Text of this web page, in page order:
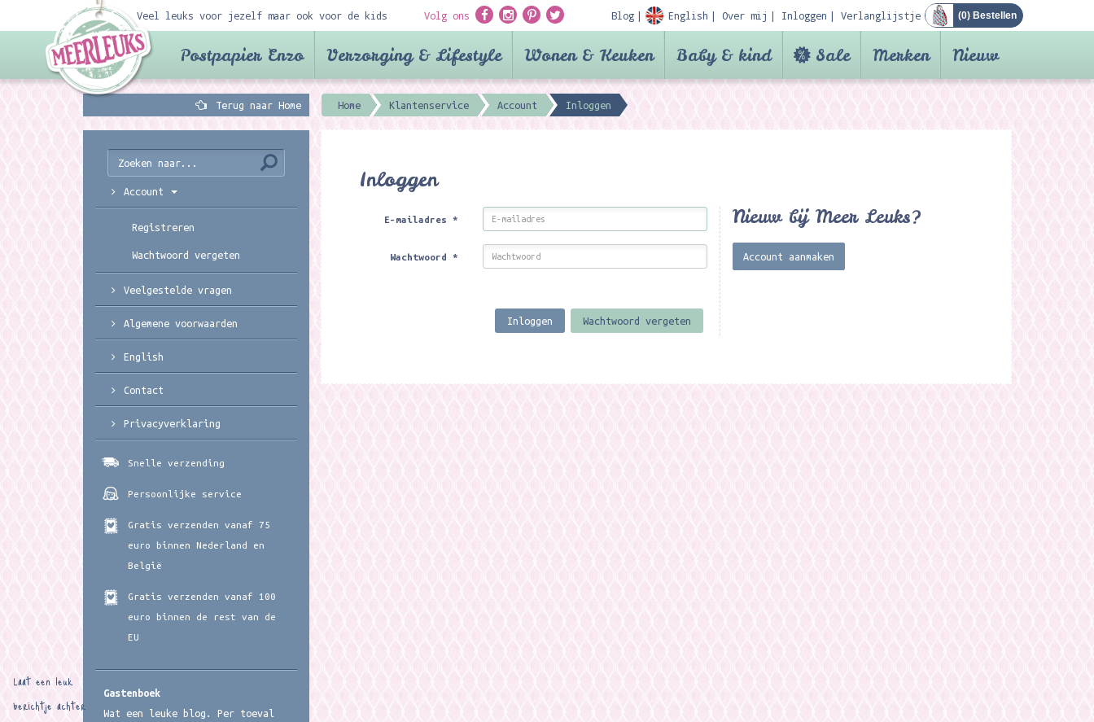
Veel leuks voor jezelf maar ook voor de kids Volg ons Blog English Over mij Inloggen Verlanglijstje (0) Bestellen
Postpapier Enzo Verzorging & Lifestyle Wonen & Keuken Baby & kind Sale Merken Nieuw
Terug naar Home Home Klantenservice Account Inloggen
Inloggen
E-mailadres*
Wachtwoord*
Inloggen Wachtwoord vergeten
Nieuw bij Meer Leuks?
Account aanmaken
Account
Registreren
Wachtwoord vergeten
Veelgestelde vragen
Algemene voorwaarden
English
Contact
Privacyverklaring
Snelle verzending
Persoonlijke service
Gratis verzenden vanaf 75
euro binnen Nederland en
België
Gratis verzenden vanaf 100
euro binnen de rest van de
EU
Gastenboek
Wat een leuke blog. Per toeval
Laat een leuk
berichtje achter